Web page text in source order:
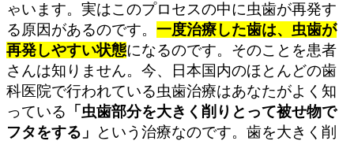
ゃいます。実はこのプロセスの中に虫歯が再発す
る原因があるのです。 一度治療した歯は、虫歯が
再発しやすい状態になるのです。そのことを患者
さんは知りません。今、日本国内のほとんどの歯
科医院で行われている虫歯治療はあなたがよく知
っている 「虫歯部分を大きく削りとって被せ物で
フタをする」
という治療なのです。歯を大きく削